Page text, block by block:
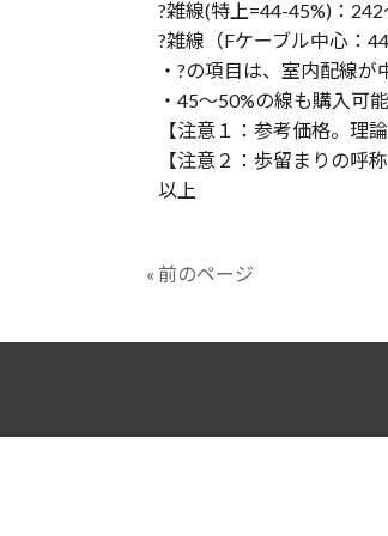
?雑線(特上=44-45%)：
?雑線（Fケーブル中心：
・?の項目は、室内配線
・45〜50%の線も購入可
【注意１：参考価格。理
【注意２：歩留まりの呼
以上
« 前のページ